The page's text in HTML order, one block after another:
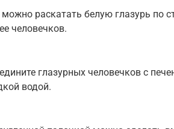
раскатать белую глазурь по
человечков.
глазурных человечков с
водой.